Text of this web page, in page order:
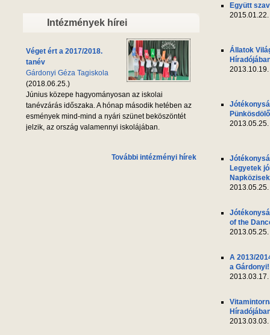
Intézmények hírei
Véget ért a 2017/2018.
tanév
Gárdonyi Géza Tagiskola
(2018.06.25.)
Június közepe hagyományosan az iskolai
tanévzárás időszaka. A hónap második hetében az
esmények mind-mind a nyári szünet beköszöntét
jelzik, az ország valamennyi iskolájában.
További intézményi hírek
Együtt
2015.01.22.
Állatok
2013.10.19.
2013.05.25.
Legyetek
Napközisek
2013.05.25.
of the
2013.05.25.
A 2013/
a Gárdonyi!
2013.03.17.
2013.03.03.